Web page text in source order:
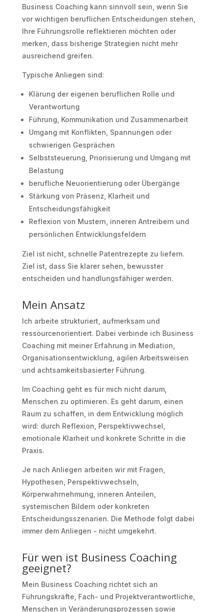
Business Coaching kann sinnvoll sein, wenn Sie
vor wichtigen beruflichen Entscheidungen stehen,
Ihre Führungsrolle reflektieren möchten oder
merken, dass bisherige Strategien nicht mehr
ausreichend greifen.
Typische Anliegen sind:
Klärung der eigenen beruflichen Rolle und
Verantwortung
Führung, Kommunikation und Zusammenarbeit
Umgang mit Konflikten, Spannungen oder
schwierigen Gesprächen
Selbststeuerung, Priorisierung und Umgang mit
Belastung
berufliche Neuorientierung oder Übergänge
Stärkung von Präsenz, Klarheit und
Entscheidungsfähigkeit
Reflexion von Mustern, inneren Antreibern und
persönlichen Entwicklungsfeldern
Ziel ist nicht, schnelle Patentrezepte zu liefern.
Ziel ist, dass Sie klarer sehen, bewusster
entscheiden und handlungsfähiger werden.
Mein Ansatz
Ich arbeite strukturiert, aufmerksam und
ressourcenorientiert. Dabei verbinde ich Business
Coaching mit meiner Erfahrung in Mediation,
Organisationsentwicklung, agilen Arbeitsweisen
und achtsamkeitsbasierter Führung.
Im Coaching geht es für mich nicht darum,
Menschen zu optimieren. Es geht darum, einen
Raum zu schaffen, in dem Entwicklung möglich
wird: durch Reflexion, Perspektivwechsel,
emotionale Klarheit und konkrete Schritte in die
Praxis.
Je nach Anliegen arbeiten wir mit Fragen,
Hypothesen, Perspektivwechseln,
Körperwahrnehmung, inneren Anteilen,
systemischen Bildern oder konkreten
Entscheidungsszenarien. Die Methode folgt dabei
immer dem Anliegen - nicht umgekehrt.
Für wen ist Business Coaching
geeignet?
Mein Business Coaching richtet sich an
Führungskräfte, Fach- und Projektverantwortliche,
Menschen in Veränderungsprozessen sowie